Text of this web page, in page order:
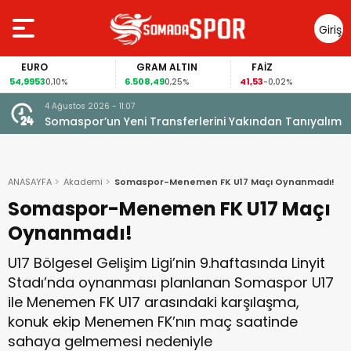
Giriş
Yap
EURO
0,10%
GRAM ALTIN
6.508,490,25%
FAİZ
41,53-0,02%
4 Ağustos 2026 - 11:07
Somaspor’un Yeni Transferlerini Yakından Tanıyalım
ANASAYFA Akademi Somaspor-Menemen FK U17 Maçı Oynanmadı!
Somaspor-Menemen FK U17 Maçı
Oynanmadı!
U17 Bölgesel Gelişim Ligi’nin 9.haftasında Linyit
Stadı’nda oynanması planlanan Somaspor U17
ile Menemen FK U17 arasındaki karşılaşma,
konuk ekip Menemen FK’nın maç saatinde
sahaya gelmemesi nedeniyle